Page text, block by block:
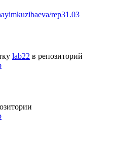
rep31.03
lab22 в репозиторий